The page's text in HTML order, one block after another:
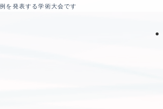
を発表する学術大会です